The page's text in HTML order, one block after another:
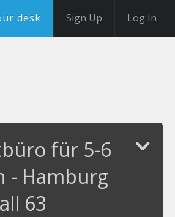
desk Sign Up Log In
für 5-6
- Hamburg
63